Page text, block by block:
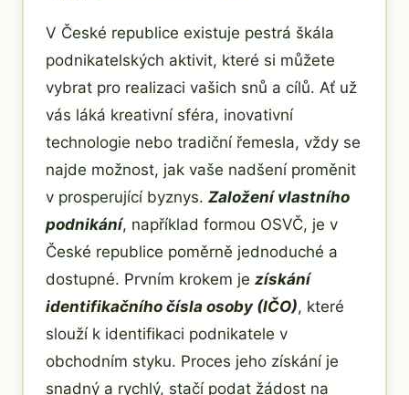
V České republice existuje pestrá škála
podnikatelských aktivit, které si můžete
vybrat pro realizaci vašich snů a cílů. Ať už
vás láká kreativní sféra, inovativní
technologie nebo tradiční řemesla, vždy se
najde možnost, jak vaše nadšení proměnit
v prosperující byznys. Založení vlastního
podnikání, například formou OSVČ, je v
České republice poměrně jednoduché a
dostupné. Prvním krokem je získání
identifikačního čísla osoby (IČO), které
slouží k identifikaci podnikatele v
obchodním styku. Proces jeho získání je
snadný a rychlý, stačí podat žádost na